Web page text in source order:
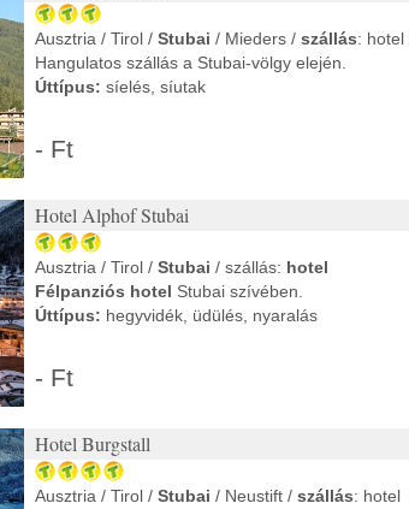
Ausztria / Tirol / Stubai / Mieders / szállás: hotel
Hangulatos szállás a Stubai-völgy elején.
Úttípus: síelés, síutak
- Ft
Hotel Alphof Stubai
Ausztria / Tirol / Stubai / szállás: hotel
Félpanziós hotel Stubai szívében.
Úttípus: hegyvidék, üdülés, nyaralás
- Ft
Hotel Burgstall
Ausztria / Tirol / Stubai / Neustift / szállás: hotel